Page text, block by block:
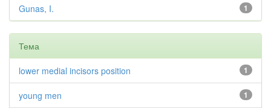
1
Gunas, I.
Тема
1
lower medial incisors position
1
young men